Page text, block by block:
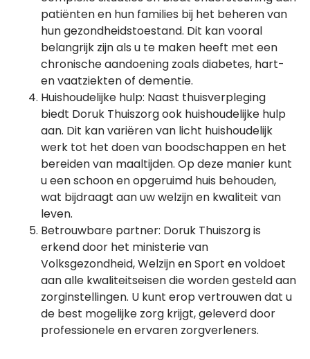
patiënten en hun families bij het beheren van
hun gezondheidstoestand. Dit kan vooral
belangrijk zijn als u te maken heeft met een
chronische aandoening zoals diabetes, hart-
en vaatziekten of dementie.
Huishoudelijke hulp: Naast thuisverpleging
biedt Doruk Thuiszorg ook huishoudelijke hulp
aan. Dit kan variëren van licht huishoudelijk
werk tot het doen van boodschappen en het
bereiden van maaltijden. Op deze manier kunt
u een schoon en opgeruimd huis behouden,
wat bijdraagt aan uw welzijn en kwaliteit van
leven.
Betrouwbare partner: Doruk Thuiszorg is
erkend door het ministerie van
Volksgezondheid, Welzijn en Sport en voldoet
aan alle kwaliteitseisen die worden gesteld aan
zorginstellingen. U kunt erop vertrouwen dat u
de best mogelijke zorg krijgt, geleverd door
professionele en ervaren zorgverleners.